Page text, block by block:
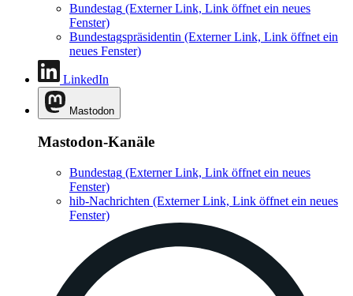
Bundestag (Externer Link, Link öffnet ein neues
Fenster)
Bundestagspräsidentin (Externer Link, Link öffnet ein
neues Fenster)
LinkedIn
Mastodon
Mastodon-Kanäle
Bundestag (Externer Link, Link öffnet ein neues
Fenster)
hib-Nachrichten (Externer Link, Link öffnet ein neues
Fenster)